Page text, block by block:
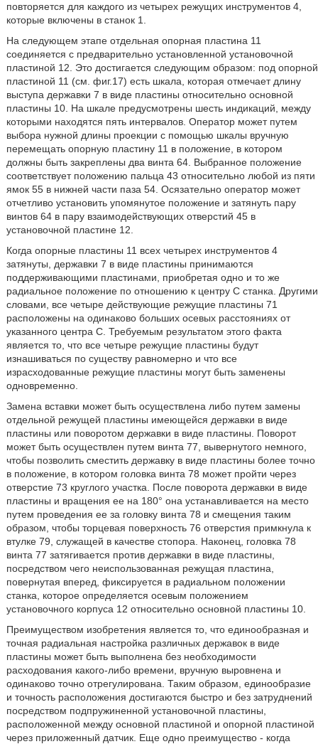
повторяется для каждого из четырех режущих инструментов 4,
которые включены в станок 1.
На следующем этапе отдельная опорная пластина 11
соединяется с предварительно установленной установочной
пластиной 12. Это достигается следующим образом: под опорной
пластиной 11 (см. фиг.17) есть шкала, которая отмечает длину
выступа державки 7 в виде пластины относительно основной
пластины 10. На шкале предусмотрены шесть индикаций, между
которыми находятся пять интервалов. Оператор может путем
выбора нужной длины проекции с помощью шкалы вручную
перемещать опорную пластину 11 в положение, в котором
должны быть закреплены два винта 64. Выбранное положение
соответствует положению пальца 43 относительно любой из пяти
ямок 55 в нижней части паза 54. Осязательно оператор может
отчетливо установить упомянутое положение и затянуть пару
винтов 64 в пару взаимодействующих отверстий 45 в
установочной пластине 12.
Когда опорные пластины 11 всех четырех инструментов 4
затянуты, державки 7 в виде пластины принимаются
поддерживающими пластинами, приобретая одно и то же
радиальное положение по отношению к центру С станка. Другими
словами, все четыре действующие режущие пластины 71
расположены на одинаково больших осевых расстояниях от
указанного центра С. Требуемым результатом этого факта
является то, что все четыре режущие пластины будут
изнашиваться по существу равномерно и что все
израсходованные режущие пластины могут быть заменены
одновременно.
Замена вставки может быть осуществлена либо путем замены
отдельной режущей пластины имеющейся державки в виде
пластины или поворотом державки в виде пластины. Поворот
может быть осуществлен путем винта 77, вывернутого немного,
чтобы позволить сместить державку в виде пластины более точно
в положение, в котором головка винта 78 может пройти через
отверстие 73 круглого участка. После поворота державки в виде
пластины и вращения ее на 180° она устанавливается на место
путем проведения ее за головку винта 78 и смещения таким
образом, чтобы торцевая поверхность 76 отверстия примкнула к
втулке 79, служащей в качестве стопора. Наконец, головка 78
винта 77 затягивается против державки в виде пластины,
посредством чего неиспользованная режущая пластина,
повернутая вперед, фиксируется в радиальном положении
станка, которое определяется осевым положением
установочного корпуса 12 относительно основной пластины 10.
Преимуществом изобретения является то, что единообразная и
точная радиальная настройка различных державок в виде
пластины может быть выполнена без необходимости
расходования какого-либо времени, вручную выровнена и
одинаково точно отрегулирована. Таким образом, единообразие
и точность расположения достигаются быстро и без затруднений
посредством подпружиненной установочной пластины,
расположенной между основной пластиной и опорной пластиной
через приложенный датчик. Еще одно преимущество - когда